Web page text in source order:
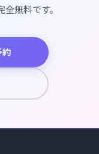
無料です。
約